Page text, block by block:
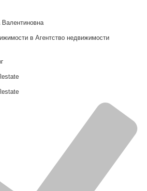
Валентиновна
в Агентство недвижимости